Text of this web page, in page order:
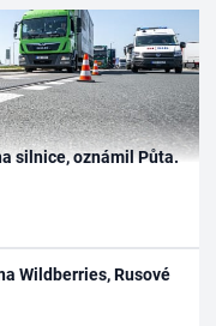
silnice, oznámil Půta.
Wildberries, Rusové